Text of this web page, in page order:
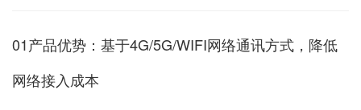
01产品优势：基于4G/5G/WIFI网络通讯方式，降低
网络接入成本